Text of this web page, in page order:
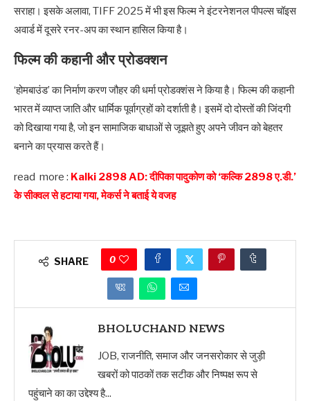
सराहा। इसके अलावा, TIFF 2025 में भी इस फिल्म ने इंटरनेशनल पीपल्स चॉइस
अवार्ड में दूसरे रनर-अप का स्थान हासिल किया है।
फिल्म की कहानी और प्रोडक्शन
‘होमबाउंड’ का निर्माण करण जौहर की धर्मा प्रोडक्शंस ने किया है। फिल्म की कहानी
भारत में व्याप्त जाति और धार्मिक पूर्वाग्रहों को दर्शाती है। इसमें दो दोस्तों की जिंदगी
को दिखाया गया है, जो इन सामाजिक बाधाओं से जूझते हुए अपने जीवन को बेहतर
बनाने का प्रयास करते हैं।
read more : Kalki 2898 AD: दीपिका पादुकोण को ‘कल्कि 2898 ए.डी.’
के सीक्वल से हटाया गया, मेकर्स ने बताई ये वजह
SHARE 0
BHOLUCHAND NEWS
JOB, राजनीति, समाज और जनसरोकार से जुड़ी
खबरों को पाठकों तक सटीक और निष्पक्ष रूप से
पहुंचाने का का उद्देश्य है...